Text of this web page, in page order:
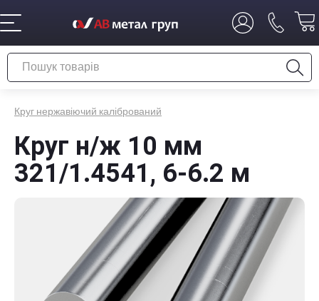
Круг нержавіючий калібрований
Круг н/ж 10 мм
321/1.4541, 6-6.2 м